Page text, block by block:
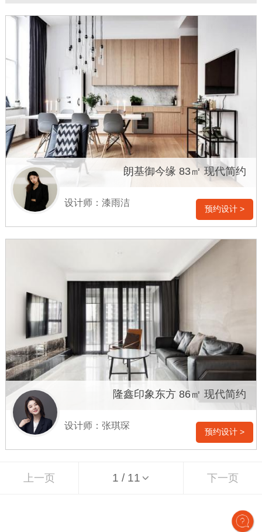
朗基御今缘 83㎡ 现代简约
设计师：漆雨洁
预约设计 >
隆鑫印象东方 86㎡ 现代简约
设计师：张琪琛
预约设计 >
上一页 下一页